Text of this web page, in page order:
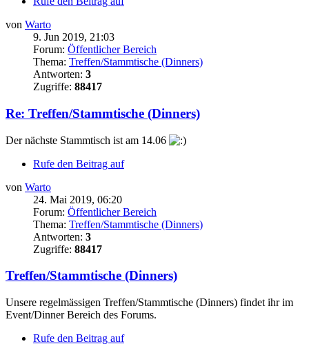
von Warto
9. Jun 2019, 21:03
Forum: Öffentlicher Bereich
Thema: Treffen/Stammtische (Dinners)
Antworten: 3
Zugriffe: 88417
Re: Treffen/Stammtische (Dinners)
Der nächste Stammtisch ist am 14.06
Rufe den Beitrag auf
von Warto
24. Mai 2019, 06:20
Forum: Öffentlicher Bereich
Thema: Treffen/Stammtische (Dinners)
Antworten: 3
Zugriffe: 88417
Treffen/Stammtische (Dinners)
Unsere regelmässigen Treffen/Stammtische (Dinners) findet ihr im
Event/Dinner Bereich des Forums.
Rufe den Beitrag auf